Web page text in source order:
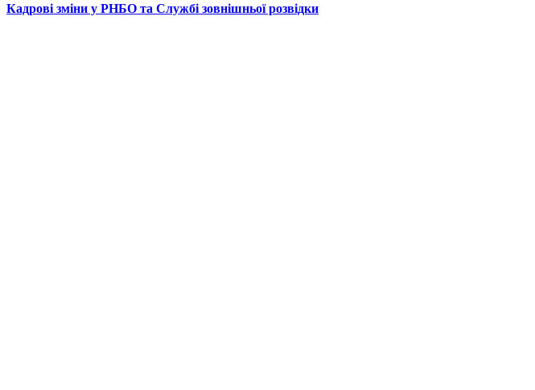
Кадрові зміни у РНБО та Службі зовнішньої розвідки